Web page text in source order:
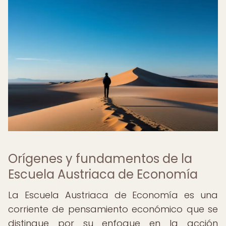
Orígenes y fundamentos de la
Escuela Austriaca de Economía
La Escuela Austriaca de Economía es una
corriente de pensamiento económico que se
distingue por su enfoque en la acción